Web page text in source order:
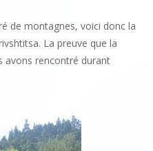
de montagnes, voici donc la
La preuve que la
avons rencontré durant